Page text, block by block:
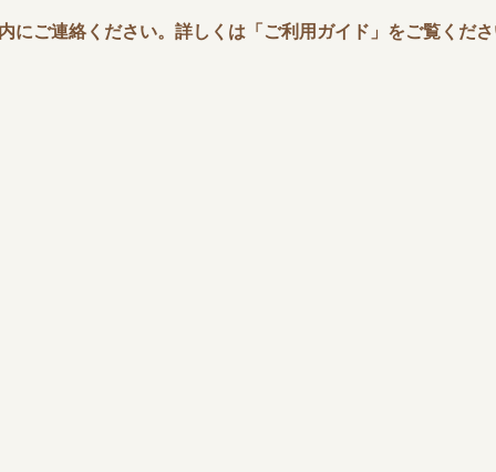
ご連絡ください。詳しくは「ご利用ガイド」をご覧くださ